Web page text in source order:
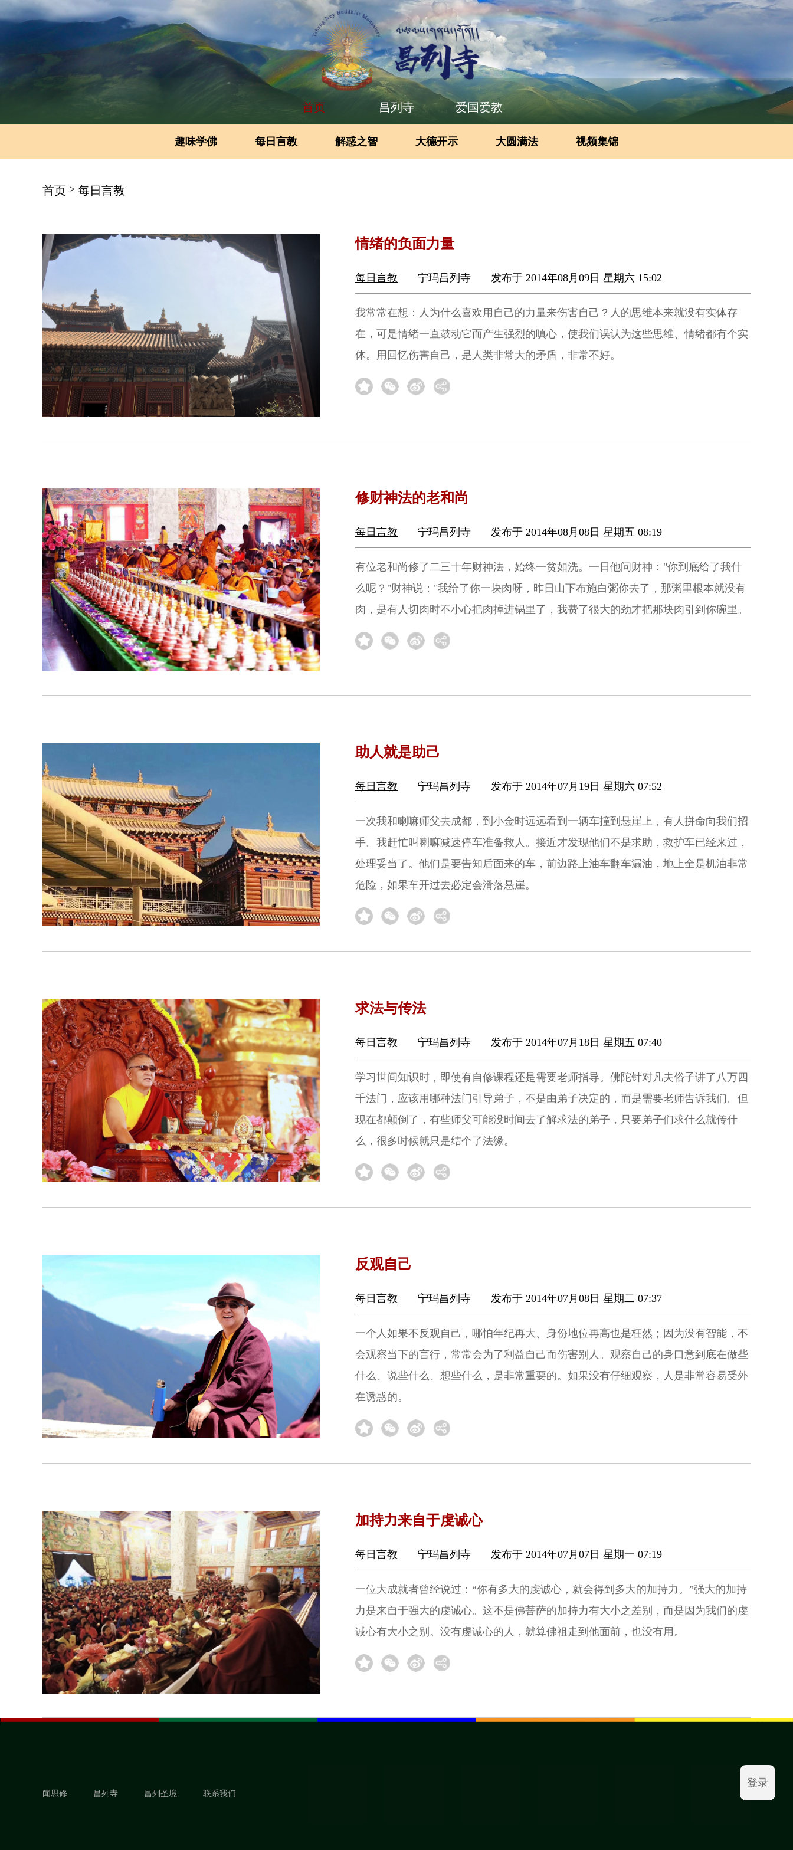
首页 昌列寺 爱国爱教
趣味学佛 每日言教 解惑之智 大德开示 大圆满法 视频集锦
首页 > 每日言教
情绪的负面力量
每日言教 宁玛昌列寺 发布于 2014年08月09日 星期六 15:02
我常常在想：人为什么喜欢用自己的力量来伤害自己？人的思维本来就没有实体存
在，可是情绪一直鼓动它而产生强烈的嗔心，使我们误认为这些思维、情绪都有个实
体。用回忆伤害自己，是人类非常大的矛盾，非常不好。
修财神法的老和尚
每日言教 宁玛昌列寺 发布于 2014年08月08日 星期五 08:19
有位老和尚修了二三十年财神法，始终一贫如洗。一日他问财神："你到底给了我什
么呢？"财神说："我给了你一块肉呀，昨日山下布施白粥你去了，那粥里根本就没有
肉，是有人切肉时不小心把肉掉进锅里了，我费了很大的劲才把那块肉引到你碗里。
助人就是助己
每日言教 宁玛昌列寺 发布于 2014年07月19日 星期六 07:52
一次我和喇嘛师父去成都，到小金时远远看到一辆车撞到悬崖上，有人拼命向我们招
手。我赶忙叫喇嘛减速停车准备救人。接近才发现他们不是求助，救护车已经来过，
处理妥当了。他们是要告知后面来的车，前边路上油车翻车漏油，地上全是机油非常
危险，如果车开过去必定会滑落悬崖。
求法与传法
每日言教 宁玛昌列寺 发布于 2014年07月18日 星期五 07:40
学习世间知识时，即使有自修课程还是需要老师指导。佛陀针对凡夫俗子讲了八万四
千法门，应该用哪种法门引导弟子，不是由弟子决定的，而是需要老师告诉我们。但
现在都颠倒了，有些师父可能没时间去了解求法的弟子，只要弟子们求什么就传什
么，很多时候就只是结个了法缘。
反观自己
每日言教 宁玛昌列寺 发布于 2014年07月08日 星期二 07:37
一个人如果不反观自己，哪怕年纪再大、身份地位再高也是枉然；因为没有智能，不
会观察当下的言行，常常会为了利益自己而伤害别人。观察自己的身口意到底在做些
什么、说些什么、想些什么，是非常重要的。如果没有仔细观察，人是非常容易受外
在诱惑的。
加持力来自于虔诚心
每日言教 宁玛昌列寺 发布于 2014年07月07日 星期一 07:19
一位大成就者曾经说过：“你有多大的虔诚心，就会得到多大的加持力。”强大的加持
力是来自于强大的虔诚心。这不是佛菩萨的加持力有大小之差别，而是因为我们的虔
诚心有大小之别。没有虔诚心的人，就算佛祖走到他面前，也没有用。
闻思修 昌列寺 昌列圣境 联系我们
登录